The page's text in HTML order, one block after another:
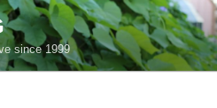
since 1999